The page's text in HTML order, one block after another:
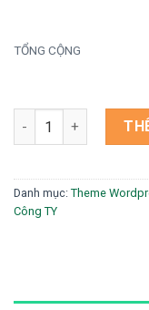
TỔNG CỘNG
Theme wordpress
Danh mục: Theme
Công TY